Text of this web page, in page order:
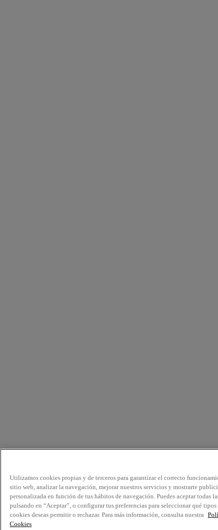
Utilizamos cookies propias y de terceros para garantizar el correcto
sitio web, analizar la navegación, mejorar nuestros servicios y mostrarte
personalizada en función de tus hábitos de navegación. Puedes aceptar todas
pulsando en “Aceptar”, o configurar tus preferencias para seleccionar qué tipos
cookies deseas permitir o rechazar. Para más información, consulta nuestra
Cookies